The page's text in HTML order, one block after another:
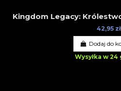
Kingdom Legacy:
42,95 zł
Dodaj do
Wysyłka w